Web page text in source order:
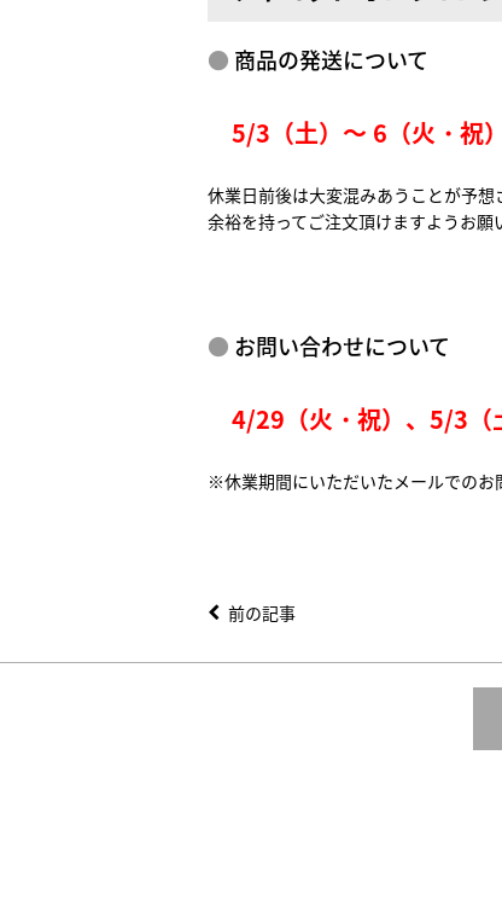
商品の発送について
5/3（土）～ 6（火・祝
休業日前後は大変混みあうことが予想
余裕を持ってご注文頂けますようお
お問い合わせについて
4/29（火・祝）、5/3（
※休業期間にいただいたメールでのお
前の記事